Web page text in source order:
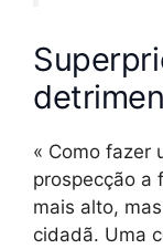
« Como fazer
prospecção a
mais alto,
cidadã. Uma